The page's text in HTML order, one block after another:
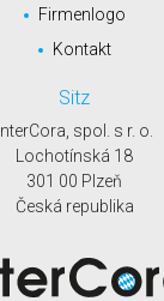
Firmenlogo
Kontakt
Sitz
InterCora, spol. s r. o.
Lochotínská 18
301 00 Plzeň
Česká republika